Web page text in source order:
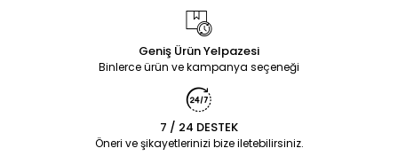
Geniş Ürün Yelpazesi
Binlerce ürün ve kampanya seçeneği
7 / 24 DESTEK
Öneri ve şikayetlerinizi bize iletebilirsiniz.